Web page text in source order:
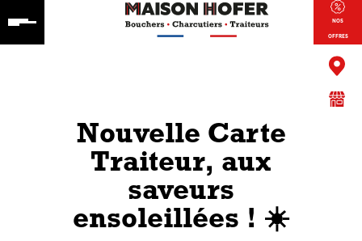
NOS
OFFRES
Nouvelle Carte
Traiteur, aux
saveurs
ensoleillées ! ☀️